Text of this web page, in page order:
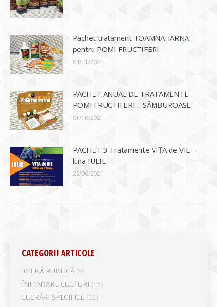
Pachet tratament TOAMNA-IARNA
pentru POMI FRUCTIFERI
04/11/2021
PACHET ANUAL DE TRATAMENTE
POMI FRUCTIFERI – SÂMBUROASE
01/10/2021
PACHET 3 Tratamente VIȚA de VIE –
luna IULIE
29/06/2021
CATEGORII ARTICOLE
IGIENĂ PUBLICĂ (9)
ÎNFIINȚARE CULTURI (15)
LUCRĂRI SPECIFICE (22)